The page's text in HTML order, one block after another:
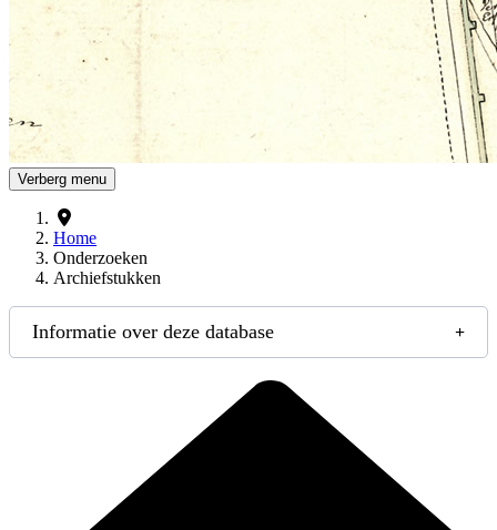
Verberg menu
Home
Onderzoeken
Archiefstukken
Informatie over deze database